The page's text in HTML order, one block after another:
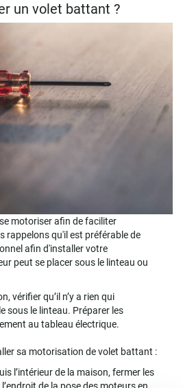
un volet battant ?
motoriser afin de faciliter
rappelons qu'il est préférable de
afin d'installer votre
peut se placer sous le linteau ou
vérifier qu’il n’y a rien qui
sous le linteau. Préparer les
au tableau électrique.
sa motorisation de volet battant :
l’intérieur de la maison, fermer les
de la pose des moteurs en